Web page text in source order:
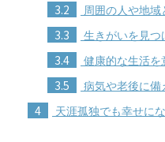
3.2 周囲の人や地
3.3 生きがいを見つ
3.4 健康的な生活を
3.5 病気や老後に備
4 天涯孤独でも幸せに